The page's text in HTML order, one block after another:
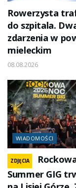
Rowerzysta
do szpitala.
zdarzenia w
mieleckim
08.08.2026
WIADOMOŚCI
ZDJĘCIA
Summer GIG